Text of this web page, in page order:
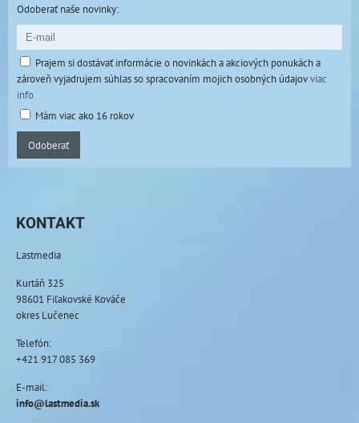
Odoberať naše novinky:
Prajem si dostávať informácie o novinkách a akciových ponukách a
zároveň vyjadrujem súhlas so spracovaním mojich osobných údajovviac
info
Mám viac ako 16 rokov
Odoberať
KONTAKT
Lastmedia
Kurtáň 325
98601 Fiľakovské Kováče
okres Lučenec
Telefón:
+421 917 085 369
E-mail:
info@lastmedia.sk